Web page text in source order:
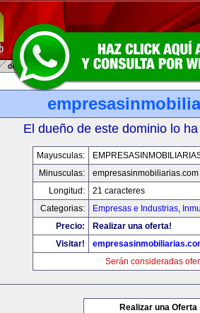
El dueño de este dominio lo
Mayusculas:
Minusculas:
empresasinmobiliarias.com
Longitud:
21 caracteres
Categorias:
Empresas e Industrias,
Precio:
Realizar una oferta!
Visitar!
Serán consideradas
Realizar una Oferta